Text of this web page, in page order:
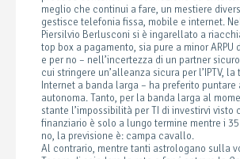
meglio che continui a fare, un mestiere
gestisce telefonia fissa, mobile e internet.
Piersilvio Berlusconi si è ingarellato a
top box a pagamento, sia pure a minor ARPU
e per no – nell’incertezza di un partner
cui stringere un’alleanza sicura per l’IPTV,
Internet a banda larga – ha preferito
autonoma. Tanto, per la banda larga al
stante l’impossibilità per TI di investirvi visto
finanziario è solo a lungo termine mentre i
no, la previsione è: campa cavallo.
Al contrario, mentre tanti astrologano sulla